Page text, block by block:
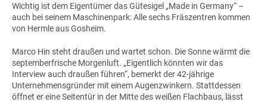
Wichtig ist dem Eigentümer das Gütesigel „Made in Germany“ –
auch bei seinem Maschinenpark: Alle sechs Fräszentren kommen
von Hermle aus Gosheim.
Marco Hin steht draußen und wartet schon. Die Sonne wärmt die
septemberfrische Morgenluft. „Eigentlich könnten wir das
Interview auch draußen führen“, bemerkt der 42-jährige
Unternehmensgründer mit einem Augenzwinkern. Stattdessen
öffnet er eine Seitentür in der Mitte des weißen Flachbaus, lässt